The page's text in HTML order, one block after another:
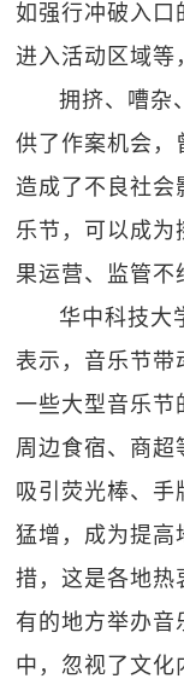
如强行冲破入口
进入活动区域等
拥挤、嘈杂
供了作案机会，
造成了不良社会
乐节，可以成为
果运营、监管不
华中科技大
表示，音乐节带
一些大型音乐节
周边食宿、商超
吸引荧光棒、手
猛增，成为提高
措，这是各地热
有的地方举办音
中，忽视了文化